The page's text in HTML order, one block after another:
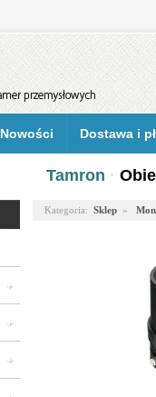
Nowości Dostawa i
Tamron ·
Kategoria: Sklep »